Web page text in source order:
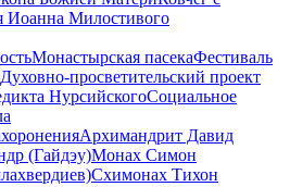
Иоанна Милостивого
Монастырская пасекаФестиваль
Духовно-просветительский проект
НурсийскогоСоциальное
Архимандрит Давид
(Гайдэу)Монах Симон
Схимонах Тихон